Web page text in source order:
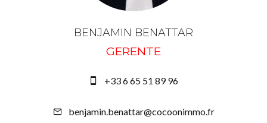
BENJAMIN BENATTAR
GERENTE
+33 6 65 51 89 96
benjamin.benattar@cocoonimmo.fr